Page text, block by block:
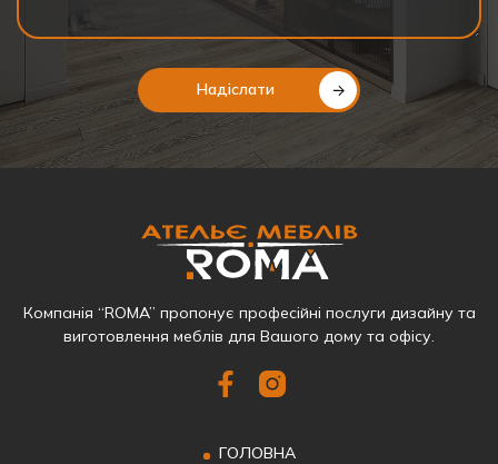
Надіслати
Компанія “ROMA” пропонує професійні послуги дизайну та
виготовлення меблів для Вашого дому та офісу.
ГОЛОВНА